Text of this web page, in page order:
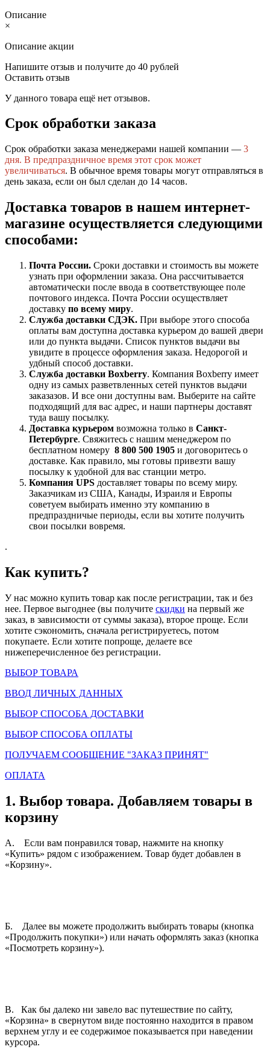
Описание
×
Описание акции
Напишите отзыв и получите до 40 рублей
Оставить отзыв
У данного товара ещё нет отзывов.
Срок обработки заказа
Срок обработки заказа менеджерами нашей компании — 3
дня. В предпраздничное время этот срок может
увеличиваться. В обычное время товары могут отправляться в
день заказа, если он был сделан до 14 часов.
Доставка товаров в нашем интернет-
магазине осуществляется следующими
способами:
Почта России. Сроки доставки и стоимость вы можете
узнать при оформлении заказа. Она рассчитывается
автоматически после ввода в соответствующее поле
почтового индекса. Почта России осуществляет
доставку по всему миру.
Служба доставки СДЭК. При выборе этого способа
оплаты вам доступна доставка курьером до вашей двери
или до пункта выдачи. Список пунктов выдачи вы
увидите в процессе оформления заказа. Недорогой и
удбный способ доставки.
Служба доставки Boxberry. Компания Boxberry имеет
одну из самых разветвленных сетей пунктов выдачи
заказазов. И все они доступны вам. Выберите на сайте
подходящий для вас адрес, и наши партнеры доставят
туда вашу посылку.
Доставка курьером возможна только в Санкт-
Петербурге. Свяжитесь с нашим менеджером по
бесплатном номеру 8 800 500 1905 и договоритесь о
доставке. Как правило, мы готовы привезти вашу
посылку к удобной для вас станции метро.
Компания UPS доставляет товары по всему миру.
Заказчикам из США, Канады, Израиля и Европы
советуем выбирать именно эту компанию в
предпраздничые периоды, если вы хотите получить
свои посылки вовремя.
.
Как купить?
У нас можно купить товар как после регистрации, так и без
нее. Первое выгоднее (вы получите скидки на первый же
заказ, в зависимости от суммы заказа), второе проще. Если
хотите сэкономить, сначала регистрируетесь, потом
покупаете. Если хотите попроще, делаете все
нижеперечисленное без регистрации.
ВЫБОР ТОВАРА
ВВОД ЛИЧНЫХ ДАННЫХ
ВЫБОР СПОСОБА ДОСТАВКИ
ВЫБОР СПОСОБА ОПЛАТЫ
ПОЛУЧАЕМ СООБЩЕНИЕ "ЗАКАЗ ПРИНЯТ"
ОПЛАТА
1. Выбор товара. Добавляем товары в
корзину
А. Если вам понравился товар, нажмите на кнопку
«Купить» рядом с изображением. Товар будет добавлен в
«Корзину».
Б. Далее вы можете продолжить выбирать товары (кнопка
«Продолжить покупки») или начать оформлять заказ (кнопка
«Посмотреть корзину»).
В. Как бы далеко ни завело вас путешествие по сайту,
«Корзина» в свернутом виде постоянно находится в правом
верхнем углу и ее содержимое показывается при наведении
курсора.